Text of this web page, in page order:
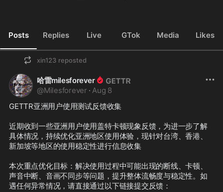
Posts Replies Live GTok Media Likes
xin123 reposted
哈雷milesforever
@Milesforever · Aug 8
GETTR亚洲用户使用测试反馈收集
近期收到一些亚洲用户使用盖特卡顿现象反馈，为进一步了解
具体情况，持续优化亚洲地区使用体验，现针对台湾、香港、
新加坡等地区的使用稳定性进行信息收集
本次重点优化目标：解决使用过程中可能出现的断线、卡顿、
声音中断、音画不同步等问题，提升整体流畅度与稳定性。如
遇任何异常情况，请直接通过以下链接提交反馈：